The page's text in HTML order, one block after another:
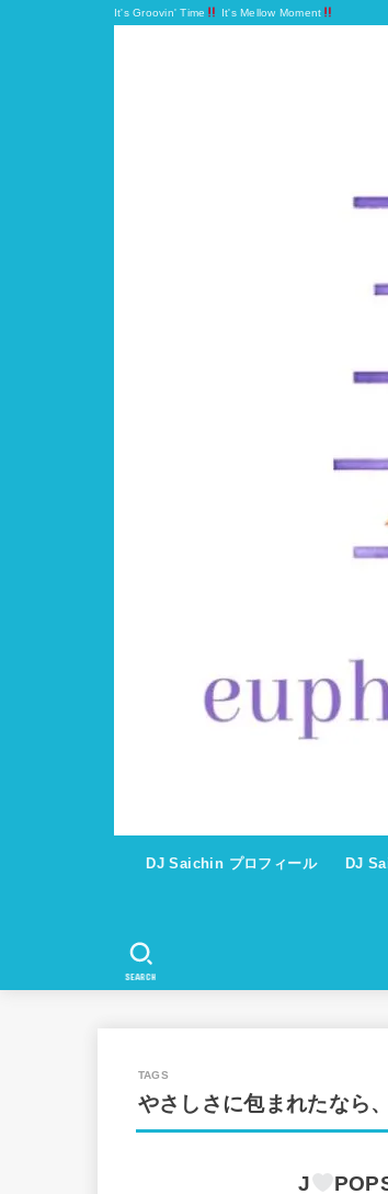
It's Groovin' Time It's Mellow Moment
DJ Saichin プロフィール DJ
SEARCH
やさしさに包まれたなら
J